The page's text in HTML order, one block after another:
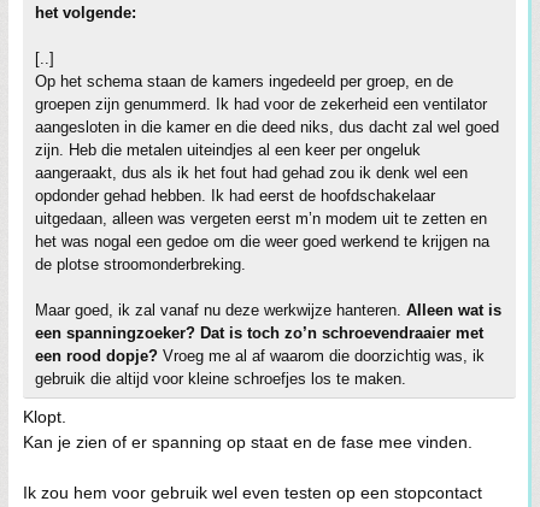
het volgende:
[..]
Op het schema staan de kamers ingedeeld per groep, en de
groepen zijn genummerd. Ik had voor de zekerheid een ventilator
aangesloten in die kamer en die deed niks, dus dacht zal wel goed
zijn. Heb die metalen uiteindjes al een keer per ongeluk
aangeraakt, dus als ik het fout had gehad zou ik denk wel een
opdonder gehad hebben. Ik had eerst de hoofdschakelaar
uitgedaan, alleen was vergeten eerst m’n modem uit te zetten en
het was nogal een gedoe om die weer goed werkend te krijgen na
de plotse stroomonderbreking.
Maar goed, ik zal vanaf nu deze werkwijze hanteren. Alleen wat is
een spanningzoeker? Dat is toch zo’n schroevendraaier met
een rood dopje? Vroeg me al af waarom die doorzichtig was, ik
gebruik die altijd voor kleine schroefjes los te maken.
Klopt.
Kan je zien of er spanning op staat en de fase mee vinden.
Ik zou hem voor gebruik wel even testen op een stopcontact